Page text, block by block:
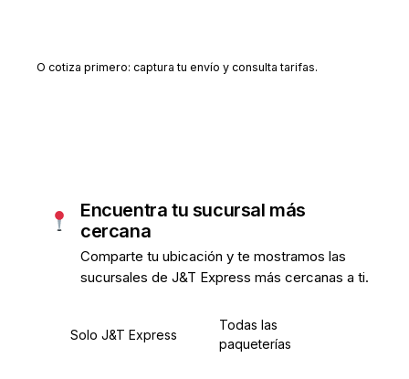
O cotiza primero: captura tu envío y consulta tarifas.
Encuentra tu sucursal más
cercana
Comparte tu ubicación y te mostramos las
sucursales de J&T Express más cercanas a ti.
Solo J&T Express
Todas las
paqueterías